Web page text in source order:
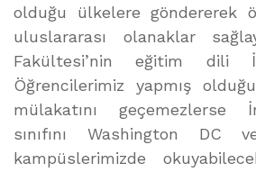
olduğu ülkelere göndererek
uluslararası olanaklar
Fakültesi’nin eğitim dili
Öğrencilerimiz yapmış
mülakatını geçemezlerse
sınıfını Washington DC
kampüslerimizde